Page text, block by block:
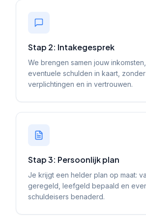
Stap 2: Intakegesprek
We brengen samen jouw
eventuele schulden in kaart, zonder
verplichtingen en in vertrouwen.
Stap 3: Persoonlijk plan
Je krijgt een helder plan op maat:
geregeld, leefgeld bepaald en
schuldeisers benaderd.